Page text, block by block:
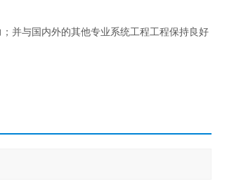
并与国内外的其他专业系统工程工程保持良好